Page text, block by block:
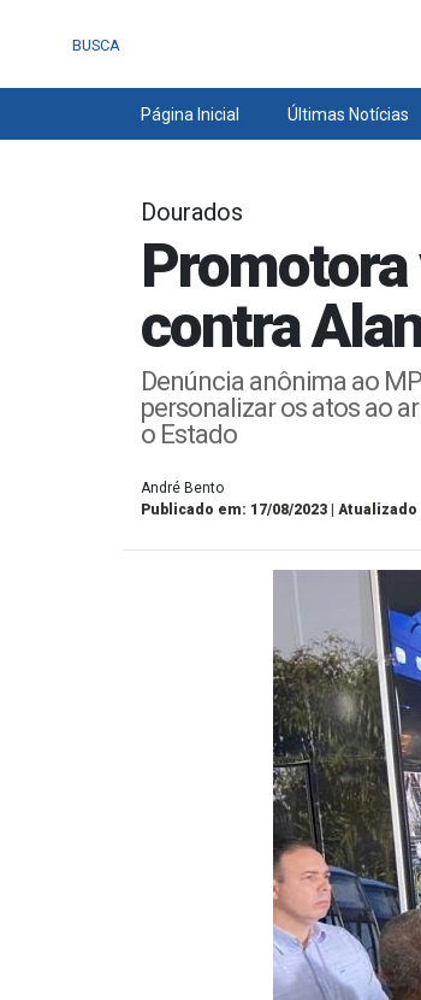
BUSCA
Página Inicial Últimas Notícias
Dourados
Promotora
contra
Denúncia anônima ao
personalizar os atos ao
o Estado
André Bento
Publicado em: 17/08/2023 | Atualizado